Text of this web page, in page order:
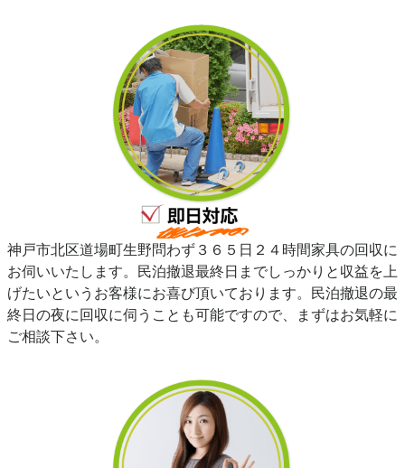
神戸市北区道場町生野問わず３６５日２４時間家具の回収に
お伺いいたします。民泊撤退最終日までしっかりと収益を上
げたいというお客様にお喜び頂いております。民泊撤退の最
終日の夜に回収に伺うことも可能ですので、まずはお気軽に
ご相談下さい。